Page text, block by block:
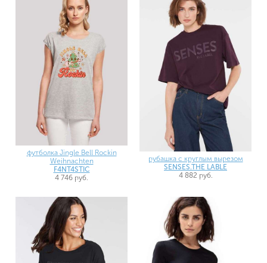
футболка Jingle Bell Rockin
Weihnachten
F4NT4STIC
4 746 руб.
рубашка с круглым вырезом
SENSES.THE LABLE
4 882 руб.